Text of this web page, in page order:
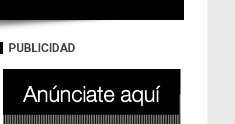
PUBLICIDAD